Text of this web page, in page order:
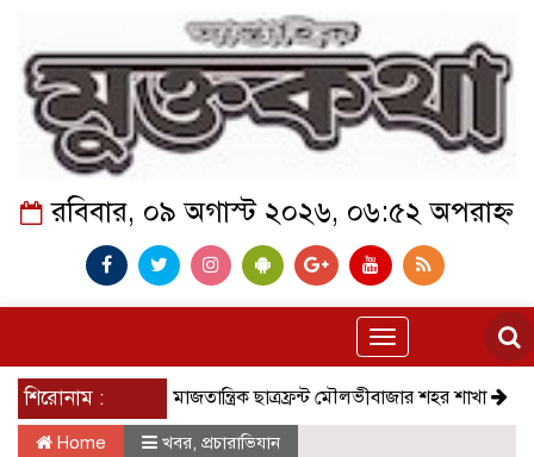
রবিবার, ০৯ অগাস্ট ২০২৬, ০৬:৫২ অপরাহ্ন
Toggle
navigation
শিরোনাম : সমাজতান্ত্রিক ছাত্রফ্রন্ট মৌলভীবাজার শহর শাখা কেমন
Home খবর, প্রচারাভিযান